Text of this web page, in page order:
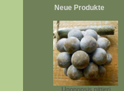
Neue Produkte
Unonopsis pittieri